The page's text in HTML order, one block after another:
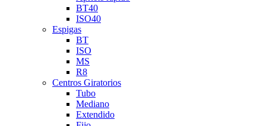
BT40
ISO40
Espigas
BT
ISO
MS
R8
Centros Giratorios
Tubo
Mediano
Extendido